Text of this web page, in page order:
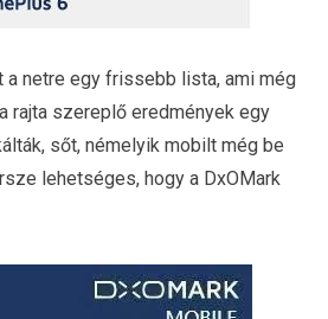
a netre egy frissebb lista, ami még
rajta szereplő eredmények egy
sőt, némelyik mobilt még be
lehetséges, hogy a DxOMark